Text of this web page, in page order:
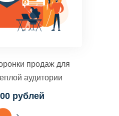
продаж для
аудитории
рублей